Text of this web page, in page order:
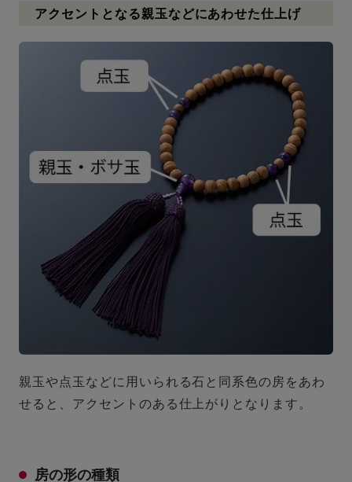
アクセントとなる親玉などにあわせた仕上げ
親玉や点玉などに用いられる石と同系色の房をあわ
せると、アクセントのある仕上がりとなります。
房の形の種類